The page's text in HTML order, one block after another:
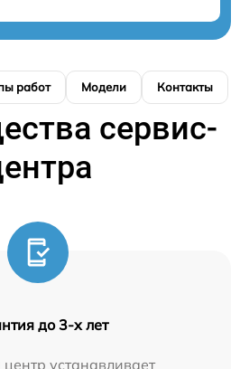
работ Модели Контакты
сервис-
до 3-х лет
устанавливает